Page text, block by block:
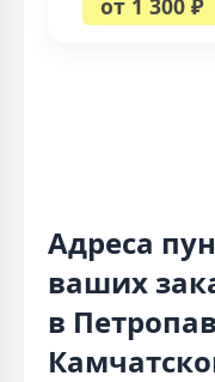
Адреса
ваших
в